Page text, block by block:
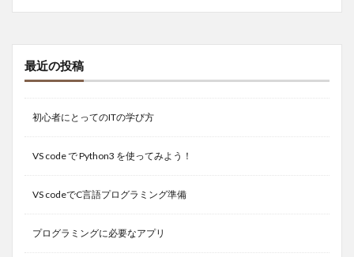
最近の投稿
初心者にとってのITの学び方
VS code で Python3 を使ってみよう！
VS codeでC言語プログラミング準備
プログラミングに必要なアプリ